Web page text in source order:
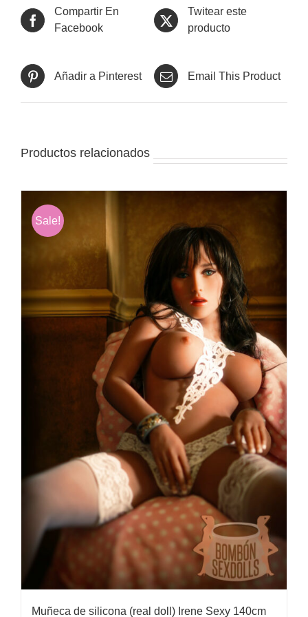
Compartir En
Facebook
Twitear este
producto
Añadir a Pinterest Email This Product
Productos relacionados
Sale!
Muñeca de silicona (real doll) Irene Sexy 140cm